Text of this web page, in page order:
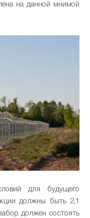
на данной мнимой
для будущего
должны быть 2,1
должен состоять